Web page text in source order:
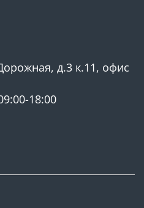
д.3 к.11, офис
18:00